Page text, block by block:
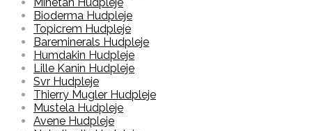
Bioderma Hudpleje
Topicrem Hudpleje
Bareminerals Hudpleje
Humdakin Hudpleje
Lille Kanin Hudpleje
Svr Hudpleje
Thierry Mugler Hudpleje
Mustela Hudpleje
Avene Hudpleje